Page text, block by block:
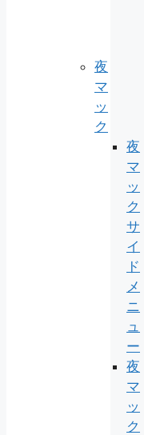
夜
マ
ッ
ク
夜
マ
ッ
ク
サ
イ
ド
メ
ニ
ュ
ー
夜
マ
ッ
ク